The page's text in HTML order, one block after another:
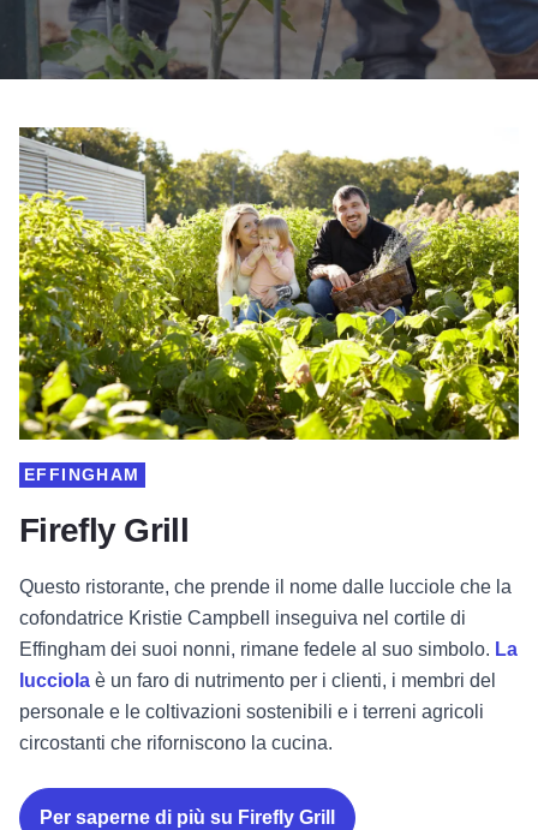
Firefly Grill
EFFINGHAM
Questo ristorante, che prende il nome dalle lucciole che la
cofondatrice Kristie Campbell inseguiva nel cortile di
Effingham dei suoi nonni, rimane fedele al suo simbolo. La
lucciola è un faro di nutrimento per i clienti, i membri del
personale e le coltivazioni sostenibili e i terreni agricoli
circostanti che riforniscono la cucina.
Per saperne di più su Firefly Grill